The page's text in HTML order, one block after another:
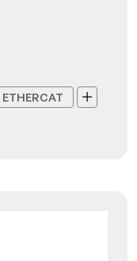
ETHERCAT